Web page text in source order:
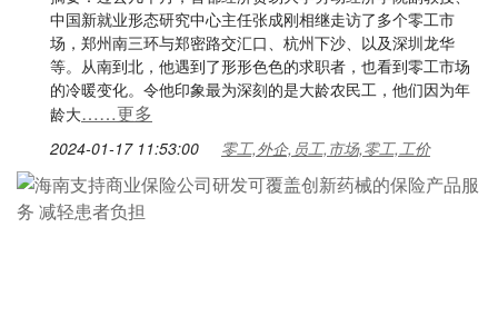
中国新就业形态研究中心主任张成刚相继走访了多个零工市
场，郑州南三环与郑密路交汇口、杭州下沙、以及深圳龙华
等。从南到北，他遇到了形形色色的求职者，也看到零工市场
的冷暖变化。令他印象最为深刻的是大龄农民工，他们因为年
龄大……更多
2024-01-17 11:53:00 零工,外企,员工,市场,零工,工价